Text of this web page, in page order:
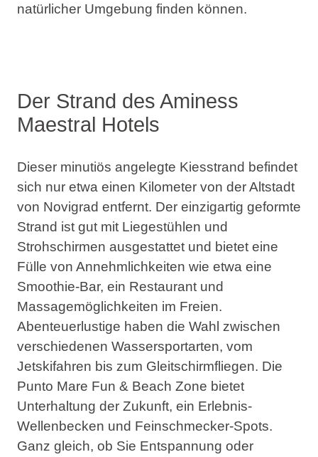
natürlicher Umgebung finden können.
Der Strand des Aminess
Maestral Hotels
Dieser minutiös angelegte Kiesstrand befindet
sich nur etwa einen Kilometer von der Altstadt
von Novigrad entfernt. Der einzigartig geformte
Strand ist gut mit Liegestühlen und
Strohschirmen ausgestattet und bietet eine
Fülle von Annehmlichkeiten wie etwa eine
Smoothie-Bar, ein Restaurant und
Massagemöglichkeiten im Freien.
Abenteuerlustige haben die Wahl zwischen
verschiedenen Wassersportarten, vom
Jetskifahren bis zum Gleitschirmfliegen. Die
Punto Mare Fun & Beach Zone bietet
Unterhaltung der Zukunft, ein Erlebnis-
Wellenbecken und Feinschmecker-Spots.
Ganz gleich, ob Sie Entspannung oder